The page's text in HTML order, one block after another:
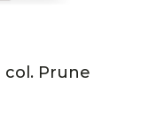
col. Prune